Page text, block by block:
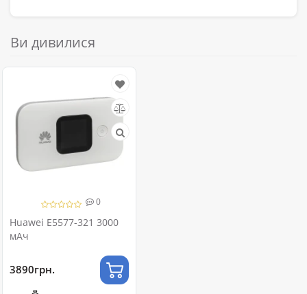
Ви дивилися
0
Huawei E5577-321 3000
мАч
3890грн.